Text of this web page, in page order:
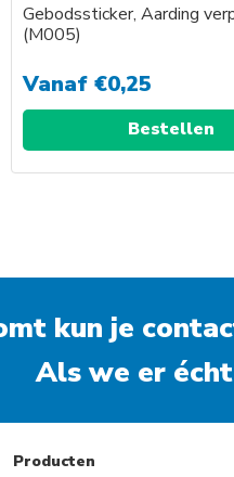
Gebodssticker, Aarding
(M005)
Vanaf €0,25
Bestellen
kun je
Als we er
Producten